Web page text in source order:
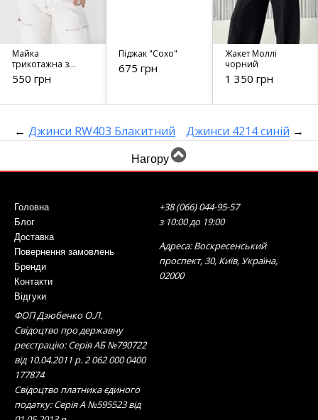
Майка
трикотажна з
вишивкою зигзаг
- 8289 чорна
550 грн
Піджак "Сохо"
675 грн
Жакет Моллі
чорний
1 350 грн
← Джинси RW403 Блакитний Джинси 4214 синій →
Нагору
Головна
Блог
Доставка
Повернення замовлень
Бренди
Контакти
Відгуки
+38 (066) 044-95-57
з 10:00 до 19:00
Адреса: Воскресенський
проспект, 30, Київ, Україна,
02000
ФОП Дзюбенко О.Л.
Свідоцтво про державну
реєстрацію: Серія АБ №790722
від 10.04.2011 р. 2 062 000 0400
177874
Свідоцтво платника єдиного
податку: Серія А №595523 від